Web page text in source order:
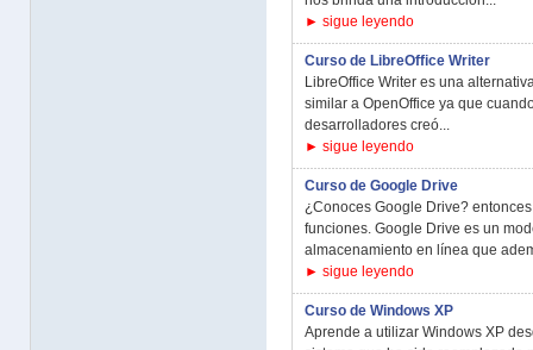
► sigue leyendo
Curso de LibreOffice Writer
LibreOffice Writer es una
similar a OpenOffice ya que
desarrolladores creó...
► sigue leyendo
Curso de Google Drive
¿Conoces Google Drive?
funciones. Google Drive es un
almacenamiento en línea que
► sigue leyendo
Curso de Windows XP
Aprende a utilizar Windows XP